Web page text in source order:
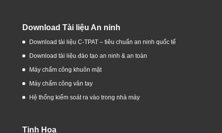
Download Tài liệu An ninh
Download tài liệu C-TPAT – tiêu chuẩn an ninh quốc tế
Download tài liệu đào tạo an ninh & an toàn
Máy chấm công khuôn mặt
Máy chấm công vân tay
Hệ thống kiểm soát ra vào trong nhà máy
Tinh Hoa